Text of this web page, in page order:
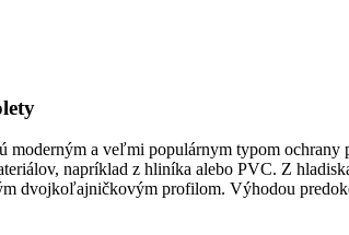
moderným a veľmi populárnym typom
napríklad z hliníka alebo PVC. Z
dvojkoľajničkovým profilom. Výhodou